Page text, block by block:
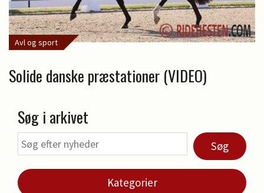
Avl og sport
Solide danske præstationer (VIDEO)
Søg i arkivet
Søg
Kategorier